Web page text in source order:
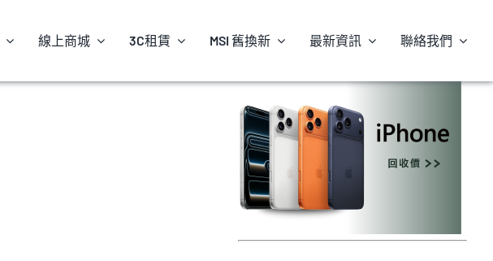
線上商城 3C租賃 MSI 舊換新 最新資訊 聯絡我們